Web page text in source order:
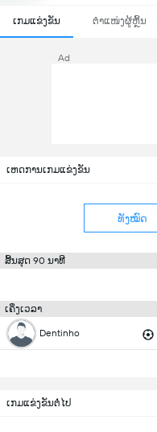
ເກມແຂ່ງຂັນ ຕຳແໜ່ງຜູ້ຫຼິ້ນ
Ad
ເຫດການເກມແຂ່ງຂັນ
ທັງໝົດ
ສິ້ນສຸດ 90 ນາທີ
ເຄິ່ງເວລາ
Dentinho
ເກມແຂ່ງຂັນຕໍ່ໄປ